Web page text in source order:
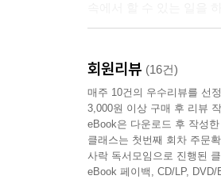
평범한 일상을 회복했던
왼쪽 눈을 이용해 책을
분노하거나 절망하거나
사람으로 살아갈 수 있는
“오늘날 자기계발서는
회원리뷰 (16건)
매주 10건의 우수리뷰를 선
3,000원 이상 구매 후 리뷰
eBook은 다운로드 후 작성
클래스는 첫번째 회차 주문
사락 독서모임으로 진행된
eBook 페이백, CD/LP,